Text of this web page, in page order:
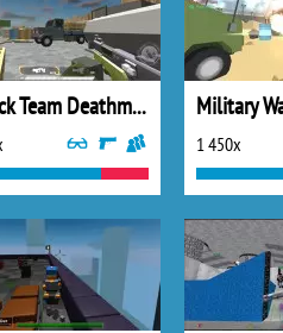
Block Team Deathmatch
1 450x